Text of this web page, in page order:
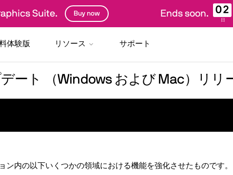
Suite. Buy now Ends soon. 02
日
体験版 リソース サポート
ート （Windows および Mac）リリ
内の以下いくつかの領域における機能を強化させたものです。